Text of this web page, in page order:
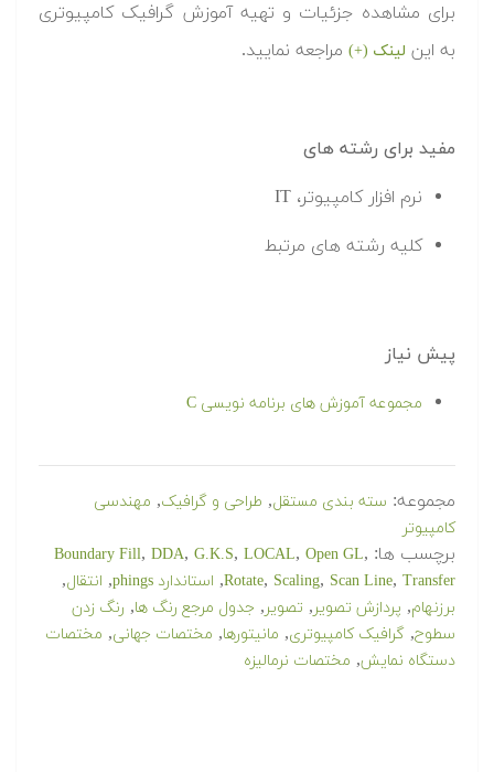
برای مشاهده جزئیات و تهیه آموزش گرافیک کامپیوتری
به این لینک (+) مراجعه نمایید.
مفید برای رشته های
نرم افزار کامپیوتر، IT
کلیه رشته های مرتبط
پیش نیاز
مجموعه آموزش های برنامه نویسی C
مجموعه: سته بندی مستقل, طراحی و گرافیک, مهندسی
کامپیوتر
برچسب ها: Boundary Fill, DDA, G.K.S, LOCAL, Open GL,
Rotate, Scaling, Scan Line, Transfer
, استاندارد phings , انتقال,
برزنهام, پردازش تصویر, تصویر, جدول مرجع رنگ ها, رنگ زدن
سطوح, گرافیک کامپیوتری, مانیتورها, مختصات جهانی, مختصات
دستگاه نمایش, مختصات نرمالیزه